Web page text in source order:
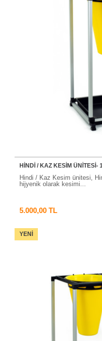
HINDI / KAZ KESIM ÜNITESI-
Hindi / Kaz Kesim ünitesi,
hijyenik olarak kesimi...
5.000,00 TL
YENI